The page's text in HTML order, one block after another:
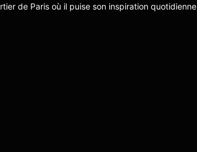
de Paris où il puise son inspiration quotidienne